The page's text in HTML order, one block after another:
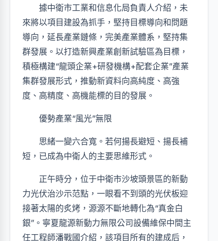
據中衛市工業和信息化局負責人介紹，未
來將以項目建設為抓手，堅持目標導向和問題
導向，延長產業鏈條，完美產業體系，堅持集
群發展。以打造新興產業創新試驗區為目標，
積極構建“龍頭企業+研發機構+配套企業”產業
集群發展形式，推動新資料向高純度、高強
度、高精度、高機能標的目的發展。
優勢產業“風光”無限
思緒一變六合寬。若何揚長避短、揚長補
短，已成為中衛人的主要思維形式。
正午時分，位于中衛市沙坡頭景區的新動
力光伏治沙示范點，一眼看不到頭的光伏板迎
接著太陽的炙烤，源源不斷地轉化為“真金白
銀”。寧夏龍源新動力無限公司設備維保中間主
任工程師潘戰國介紹，該項目所有的建成后，